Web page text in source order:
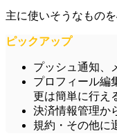
主に使いそうなもの
ピックアップ
プッシュ通知、
プロフィール編
更は簡単に行え
決済情報管理か
規約・その他に